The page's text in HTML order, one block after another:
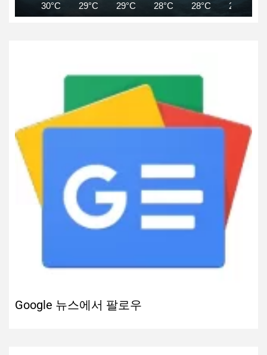
30°C 29°C 29°C 28°C 28°C 29°C
Google 뉴스에서 팔로우